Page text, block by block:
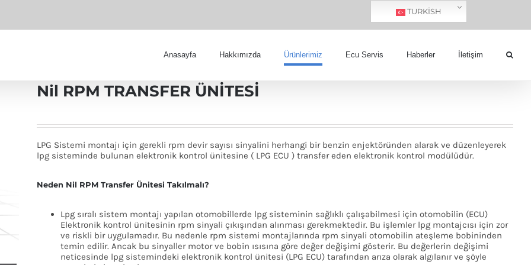
Anasayfa Hakkımızda Ürünlerimiz Ecu Servis Haberler İletişim
Nil RPM TRANSFER ÜNİTESİ
LPG Sistemi montajı için gerekli rpm devir sayısı sinyalini herhangi bir benzin enjektöründen alarak ve düzenleyerek
lpg sisteminde bulunan elektronik kontrol ünitesine ( LPG ECU ) transfer eden elektronik kontrol modülüdür.
Neden Nil RPM Transfer Ünitesi Takılmalı?
Lpg sıralı sistem montajı yapılan otomobillerde lpg sisteminin sağlıklı çalışabilmesi için otomobilin (ECU)
Elektronik kontrol ünitesinin rpm sinyali çıkışından alınması gerekmektedir. Bu işlemler lpg montajcısı için zor
ve riskli bir uygulamadır. Bu nedenle rpm sistemi montajlarında rpm sinyali otomobilin ateşleme bobininden
temin edilir. Ancak bu sinyaller motor ve bobin ısısına göre değer değişimi gösterir. Bu değerlerin değişimi
neticesinde lpg sistemindeki elektronik kontrol ünitesi (LPG ECU) tarafından arıza olarak algılanır ve şöyle
TURKISH